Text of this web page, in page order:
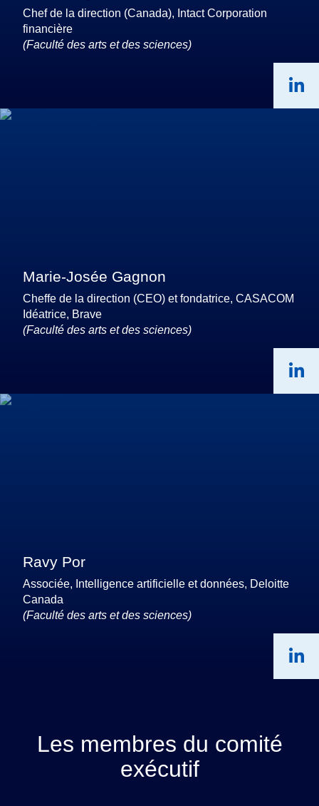
Chef de la direction (Canada), Intact Corporation
financière
(Faculté des arts et des sciences)
Marie-Josée Gagnon
Cheffe de la direction (CEO) et fondatrice, CASACOM
Idéatrice, Brave
(Faculté des arts et des sciences)
Ravy Por
Associée, Intelligence artificielle et données, Deloitte
Canada
(Faculté des arts et des sciences)
Les membres du comité
exécutif